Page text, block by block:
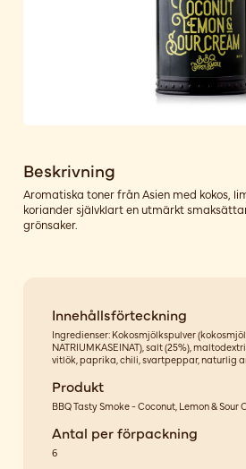
Beskrivning
Aromatiska toner från Asien med kokos,
koriander självklart en utmärkt
grönsaker.
Innehållsförteckning
Ingredienser: Kokosmjölkspulver
NATRIUMKASEINAT), salt (25%),
vitlök, paprika, chili, svartpeppar, naturlig
Produkt
BBQ Tasty Smoke - Coconut, Lemon & Sour
Antal per förpackning
6